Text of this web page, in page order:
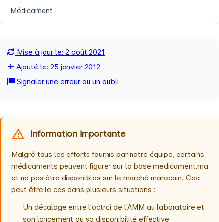
Médicament
Mise à jour le: 2 août 2021
Ajouté le: 25 janvier 2012
Signaler une erreur ou un oubli
Information importante
Malgré tous les efforts fournis par notre équipe, certains
médicaments peuvent figurer sur la base medicament.ma
et ne pas être disponibles sur le marché marocain. Ceci
peut être le cas dans plusieurs situations :
Un décalage entre l'octroi de l'AMM au laboratoire et
son lancement ou sa disponibilité effective